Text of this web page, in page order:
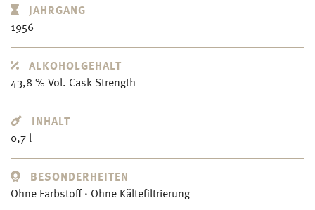
JAHRGANG
1956
ALKOHOLGEHALT
43,8 % Vol. Cask Strength
INHALT
0,7 l
BESONDERHEITEN
Ohne Farbstoff · Ohne Kältefiltrierung